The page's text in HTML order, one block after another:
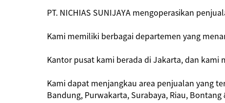
PT. NICHIAS SUNIJAYA mengoperasikan
Kami memiliki berbagai departemen yang
Kantor pusat kami berada di Jakarta, dan
Kami dapat menjangkau area penjualan yang
Bandung, Purwakarta, Surabaya, Riau,